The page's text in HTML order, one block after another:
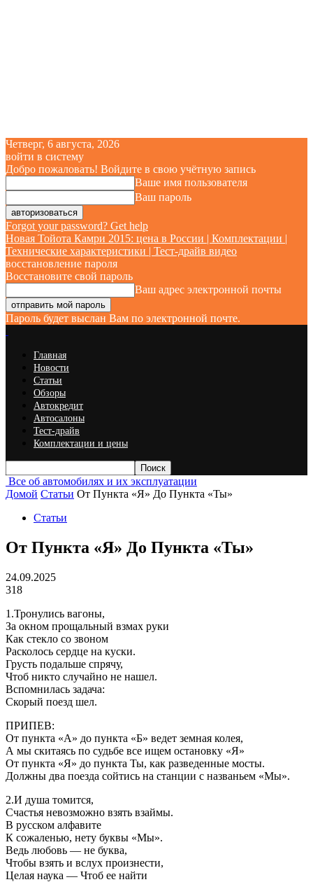
Четверг, 6 августа, 2026
войти в систему
Добро пожаловать! Войдите в свою учётную запись
Ваше имя пользователя
Ваш пароль
Forgot your password? Get help
Новая Тойота Камри 2015: цена в России | Комплектации |
Технические характеристики | Тест-драйв видео
восстановление пароля
Восстановите свой пароль
Ваш адрес электронной почты
Пароль будет выслан Вам по электронной почте.
Главная
Новости
Статьи
Обзоры
Автокредит
Автосалоны
Тест-драйв
Комплектации и цены
Все об автомобилях и их эксплуатации
Домой Статьи От Пункта «Я» До Пункта «Ты»
Статьи
От Пункта «Я» До Пункта «Ты»
24.09.2025
318
1.Тронулись вагоны,
За окном прощальный взмах руки
Как стекло со звоном
Расколось сердце на куски.
Грусть подальше спрячу,
Чтоб никто случайно не нашел.
Вспомнилась задача:
Скорый поезд шел.
ПРИПЕВ:
От пункта «А» до пункта «Б» ведет земная колея,
А мы скитаясь по судьбе все ищем остановку «Я»
От пункта «Я» до пункта Ты, как разведенные мосты.
Должны два поезда сойтись на станции с названьем «Мы».
2.И душа томится,
Счастья невозможно взять взаймы.
В русском алфавите
К сожаленью, нету буквы «Мы».
Ведь любовь — не буква,
Чтобы взять и вслух произнести,
Целая наука — Чтоб ее найти